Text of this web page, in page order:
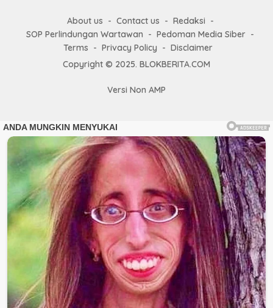
About us Contact us
Redaksi
SOP Perlindungan Wartawan
Pedoman Media Siber
Terms
Privacy Policy
Disclaimer
Copyright © 2025. BLOKBERITA.COM
Versi Non AMP